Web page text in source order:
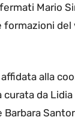
Mario
del
alla
da Lidia
Barbara